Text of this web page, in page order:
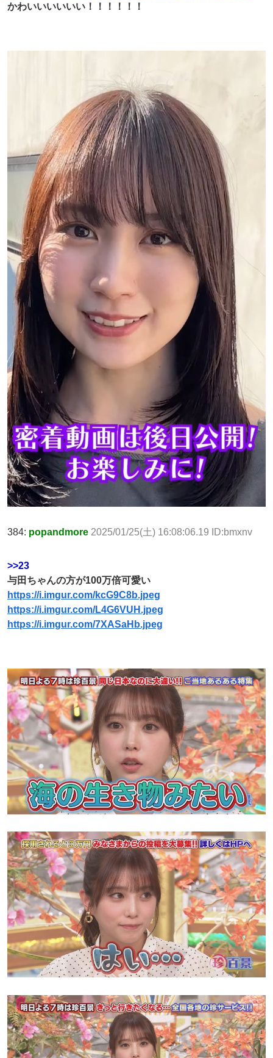
かわいいいいいい！！！！！！
384: popandmore 2025/01/25(土) 16:08:06.19 ID:bmxnv
>>23
与田ちゃんの方が100万倍可愛い
https://i.imgur.com/kcG9C8b.jpeg
https://i.imgur.com/L4G6VUH.jpeg
https://i.imgur.com/7XASaHb.jpeg